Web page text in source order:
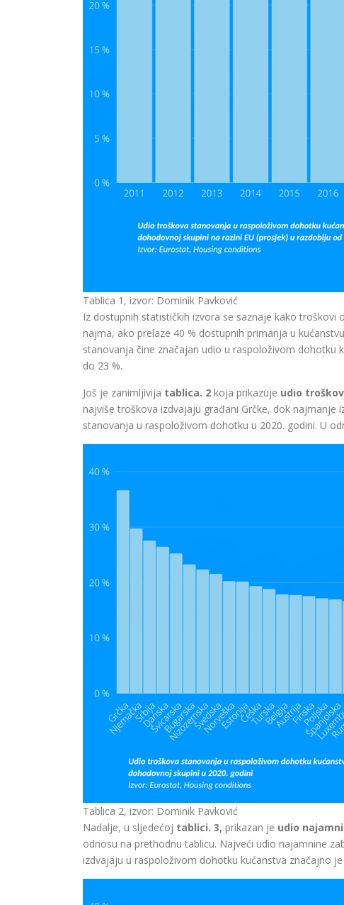
Tablica 1, izvor: Dominik Pavković
Iz dostupnih statističkih izvora se saznaje kako
najma, ako prelaze 40 % dostupnih primanja u
stanovanja čine značajan udio u raspoloživom dohotku
do 23 %.
Još je zanimljivija tablica. 2 koja prikazuje udio
najviše troškova izdvajaju građani Grčke, dok najmanje
stanovanja u raspoloživom dohotku u 2020. godini. U
Tablica 2, izvor: Dominik Pavković
Nadalje, u sljedećoj tablici. 3, prikazan je udio
odnosu na prethodnu tablicu. Najveći udio najamnine
izdvajaju u raspoloživom dohotku kućanstva značajno